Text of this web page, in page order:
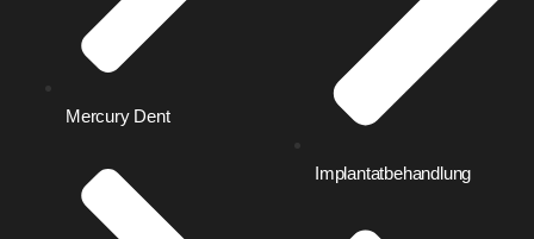
Mercury Dent
Implantatbehandlung